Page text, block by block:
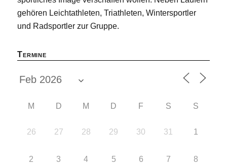
gehören Leichtathleten, Triathleten, Wintersportler
und Radsportler zur Gruppe.
Termine
M D M D F S S
26 27 28 29 30 31 1
2 3 4 5 6 7 8